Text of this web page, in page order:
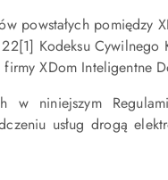
powstałych pomiędzy
Kodeksu
XDom Inteligentne
w niniejszym
usług drogą